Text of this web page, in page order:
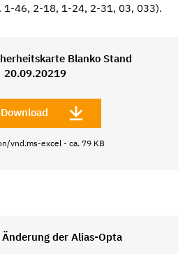
1-46, 2-18, 1-24, 2-31, 03, 033).
Blanko Stand
20.09.20219
Download
vnd.ms-excel - ca. 79 KB
der Alias-Opta